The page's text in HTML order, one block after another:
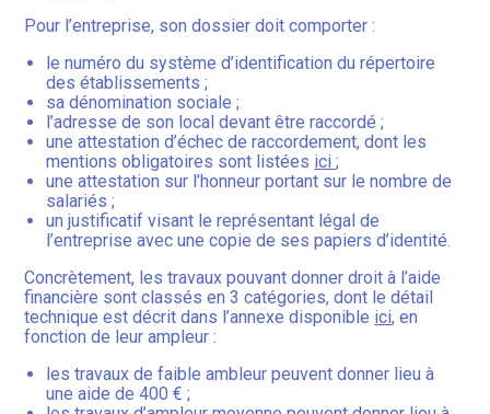
Pour l’entreprise, son dossier doit comporter :
le numéro du système d’identification du répertoire
des établissements ;
sa dénomination sociale ;
l’adresse de son local devant être raccordé ;
une attestation d’échec de raccordement, dont les
mentions obligatoires sont listées ici;
une attestation sur l’honneur portant sur le nombre de
salariés ;
un justificatif visant le représentant légal de
l’entreprise avec une copie de ses papiers d’identité.
Concrètement, les travaux pouvant donner droit à l’aide
financière sont classés en 3 catégories, dont le détail
technique est décrit dans l’annexe disponible ici, en
fonction de leur ampleur :
les travaux de faible ambleur peuvent donner lieu à
une aide de 400 € ;